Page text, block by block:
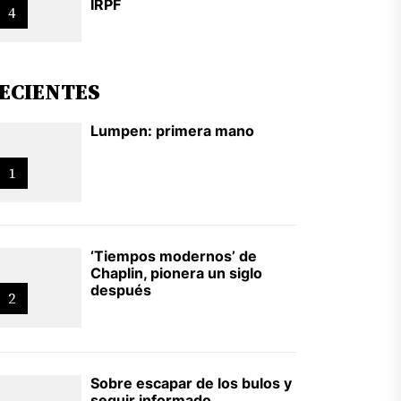
4 IRPF
1
Lumpen: primera mano
2
‘Tiempos modernos’ de
Chaplin, pionera un siglo
después
Sobre escapar de los bulos y